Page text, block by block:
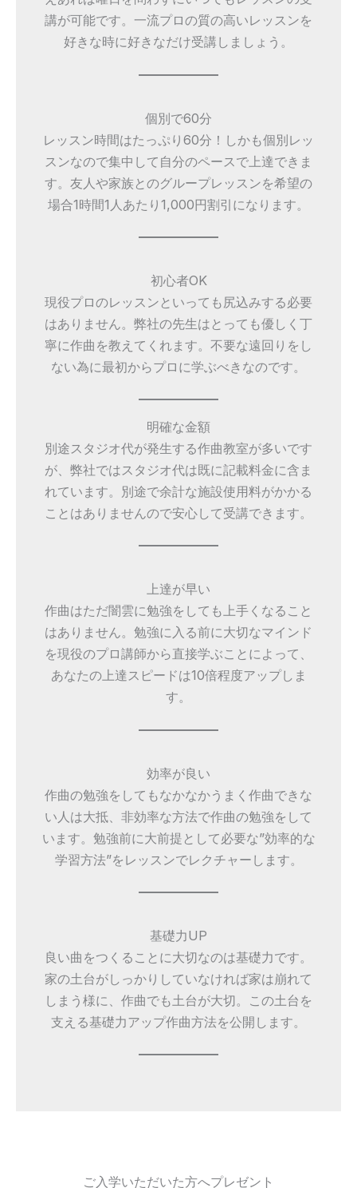
講が可能です。一流プロの質の高いレッスンを
好きな時に好きなだけ受講しましょう。
個別で60分
レッスン時間はたっぷり60分！しかも個別レッ
スンなので集中して自分のペースで上達できま
す。友人や家族とのグループレッスンを希望の
場合1時間1人あたり1,000円割引になります。
初心者OK
現役プロのレッスンといっても尻込みする必要
はありません。弊社の先生はとっても優しく丁
寧に作曲を教えてくれます。不要な遠回りをし
ない為に最初からプロに学ぶべきなのです。
明確な金額
別途スタジオ代が発生する作曲教室が多いです
が、弊社ではスタジオ代は既に記載料金に含ま
れています。別途で余計な施設使用料がかかる
ことはありませんので安心して受講できます。
上達が早い
作曲はただ闇雲に勉強をしても上手くなること
はありません。勉強に入る前に大切なマインド
を現役のプロ講師から直接学ぶことによって、
あなたの上達スピードは10倍程度アップしま
す。
効率が良い
作曲の勉強をしてもなかなかうまく作曲できな
い人は大抵、非効率な方法で作曲の勉強をして
います。勉強前に大前提として必要な”効率的な
学習方法”をレッスンでレクチャーします。
基礎力UP
良い曲をつくることに大切なのは基礎力です。
家の土台がしっかりしていなければ家は崩れて
しまう様に、作曲でも土台が大切。この土台を
支える基礎力アップ作曲方法を公開します。
ご入学いただいた方へプレゼント